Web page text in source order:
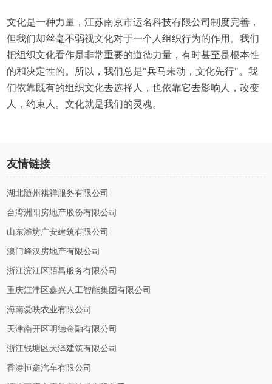
文化是一种力量，江苏南京市运名科技有限公司制度完善，
但我们却丝毫不弱视文化对于一个人组织行为的作用。我们
把组织文化看作是非常重要的道德力量，有时甚至是根本性
的和决定性的。所以，我们总是"兵马未动，文化先行"。我
们依靠既有的组织文化去选择人，也依靠它去影响人，改变
人，约束人。文化就是我们的灵魂。
友情链接
湖北随州祺祥服务有限公司
台湾洲阳房地产股份有限公司
山东潍坊广安建筑有限公司
澳门峰汉房地产有限公司
浙江滨江区陌昌服务有限公司
重庆江津区鑫兴人工智能集团有限公司
海南爱映农业有限公司
天津南开区明德金融有限公司
浙江钱塘区天泽建筑有限公司
香港恒鑫汽车有限公司